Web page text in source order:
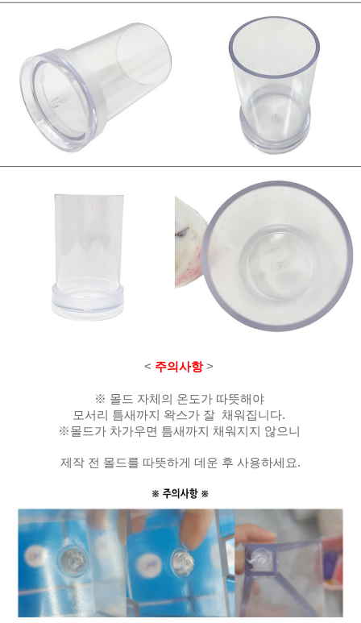
< 주의사항>
※ 몰드 자체의 온도가 따뜻해야
모서리 틈새까지 왁스가 잘 채워집니다.
※몰드가 차가우면 틈새까지 채워지지 않으니
제작 전 몰드를 따뜻하게 데운 후 사용하세요.